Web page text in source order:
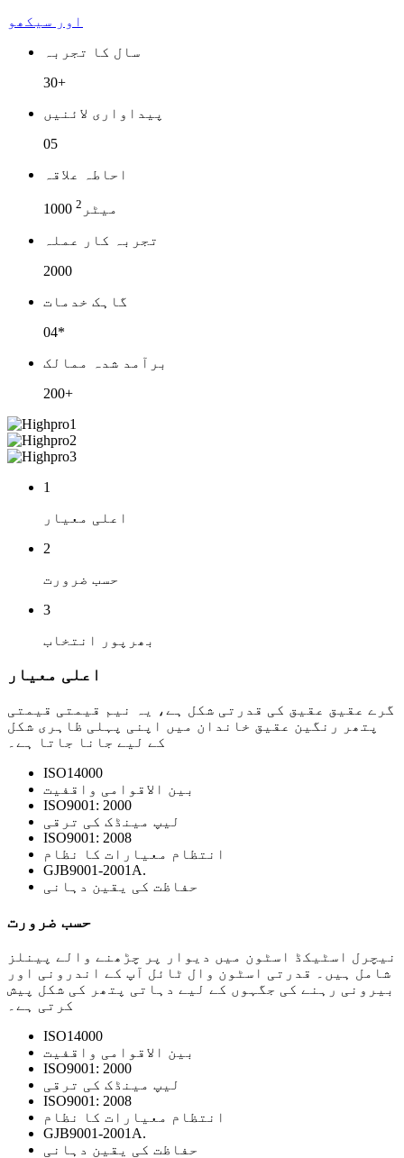
اور سيکھو
سال کا تجربہ
30+
پیداواری لائنیں
05
احاطہ علاقہ
1000 میٹر 2
تجربہ کار عملہ
2000
گاہک خدمات
04*
برآمد شدہ ممالک
200+
1
اعلی معیار
2
حسب ضرورت
3
بھرپور انتخاب
اعلی معیار
گرے عقیق عقیق کی قدرتی شکل ہے، یہ نیم قیمتی قیمتی
پتھر رنگین عقیق خاندان میں اپنی پہلی ظاہری شکل
کے لیے جانا جاتا ہے۔
ISO14000
بین الاقوامی واقفیت
ISO9001: 2000
لیپ مینڈک کی ترقی
ISO9001: 2008
انتظام معیارات کا نظام
GJB9001-2001A.
حفاظت کی یقین دہانی
حسب ضرورت
نیچرل اسٹیکڈ اسٹون میں دیوار پر چڑھنے والے پینلز
شامل ہیں۔ قدرتی اسٹون وال ٹائل آپ کے اندرونی اور
بیرونی رہنے کی جگہوں کے لیے دہاتی پتھر کی شکل پیش
کرتی ہے۔
ISO14000
بین الاقوامی واقفیت
ISO9001: 2000
لیپ مینڈک کی ترقی
ISO9001: 2008
انتظام معیارات کا نظام
GJB9001-2001A.
حفاظت کی یقین دہانی